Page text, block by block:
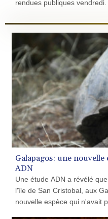
Brésil: déforestation
mois de février
La déforestation de la forêt
nouveau record en février,
rendues publiques vendredi.